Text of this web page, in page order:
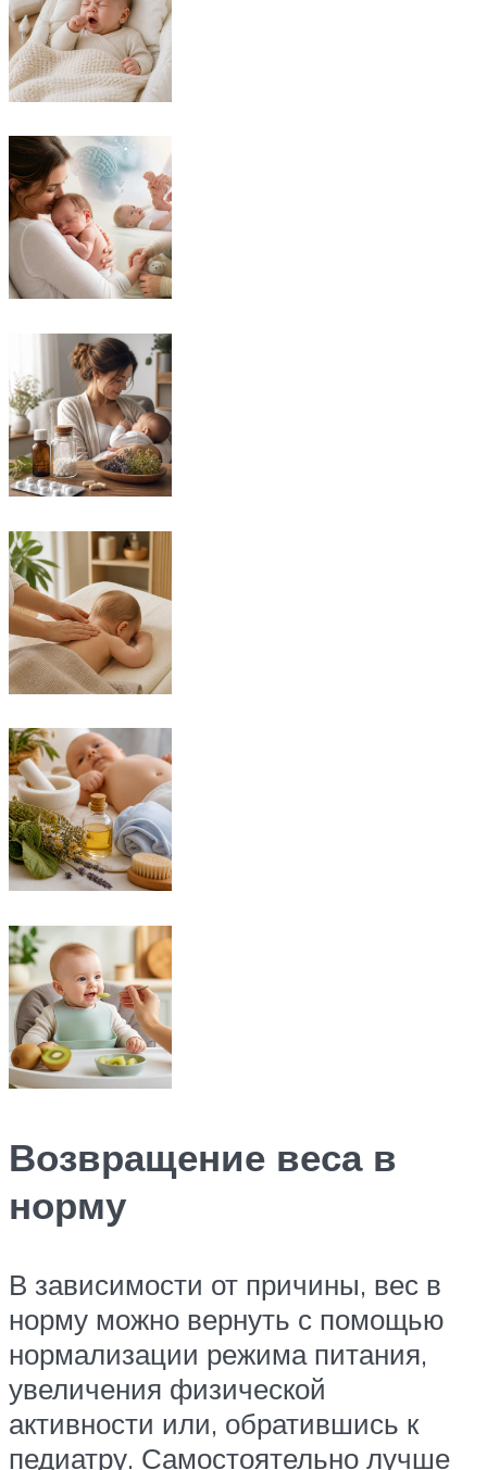
Возвращение веса в
норму
В зависимости от причины, вес в
норму можно вернуть с помощью
нормализации режима питания,
увеличения физической
активности или, обратившись к
педиатру. Самостоятельно лучше